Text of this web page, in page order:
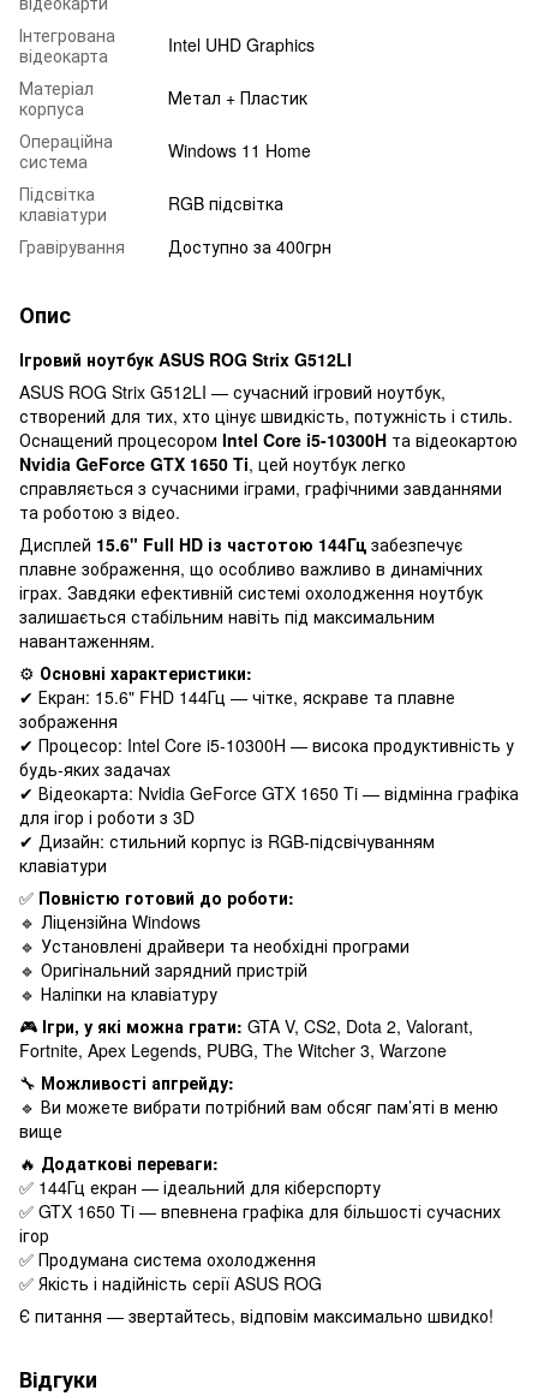
Інтегрована
відеокарта
Intel UHD Graphics
Матеріал
корпуса
Метал + Пластик
Операційна
система
Windows 11 Home
Підсвітка
клавіатури
RGB підсвітка
Гравірування
Доступно за 400грн
Опис
Ігровий ноутбук ASUS ROG Strix G512LI
ASUS ROG Strix G512LI — сучасний ігровий ноутбук,
створений для тих, хто цінує швидкість, потужність і стиль.
Оснащений процесором Intel Core i5-10300H та відеокартою
Nvidia GeForce GTX 1650 Ti, цей ноутбук легко
справляється з сучасними іграми, графічними завданнями
та роботою з відео.
Дисплей 15.6" Full HD із частотою 144Гц забезпечує
плавне зображення, що особливо важливо в динамічних
іграх. Завдяки ефективній системі охолодження ноутбук
залишається стабільним навіть під максимальним
навантаженням.
⚙️ Основні характеристики:
✔ Екран: 15.6" FHD 144Гц — чітке, яскраве та плавне
зображення
✔ Процесор: Intel Core i5-10300H — висока продуктивність у
будь-яких задачах
✔ Відеокарта: Nvidia GeForce GTX 1650 Ti — відмінна графіка
для ігор і роботи з 3D
✔ Дизайн: стильний корпус із RGB-підсвічуванням
клавіатури
✅ Повністю готовий до роботи:
🔹 Ліцензійна Windows
🔹 Установлені драйвери та необхідні програми
🔹 Оригінальний зарядний пристрій
🔹 Наліпки на клавіатуру
🎮 Ігри, у які можна грати: GTA V, CS2, Dota 2, Valorant,
Fortnite, Apex Legends, PUBG, The Witcher 3, Warzone
🔧 Можливості апгрейду:
🔹 Ви можете вибрати потрібний вам обсяг пам’яті в меню
вище
🔥 Додаткові переваги:
✅ 144Гц екран — ідеальний для кіберспорту
✅ GTX 1650 Ti — впевнена графіка для більшості сучасних
ігор
✅ Продумана система охолодження
✅ Якість і надійність серії ASUS ROG
Є питання — звертайтесь, відповім максимально швидко!
Відгуки